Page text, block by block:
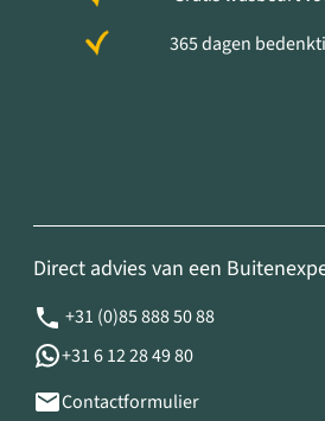
365 dagen
Direct advies van een
+31 (0)85 888 50 88
+31 6 12 28 49 80
Contactformulier